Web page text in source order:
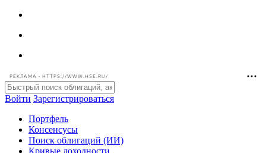
РЕКЛАМА • HTTPS://WWW.HSE.RU/
Войти Зарегистрироваться